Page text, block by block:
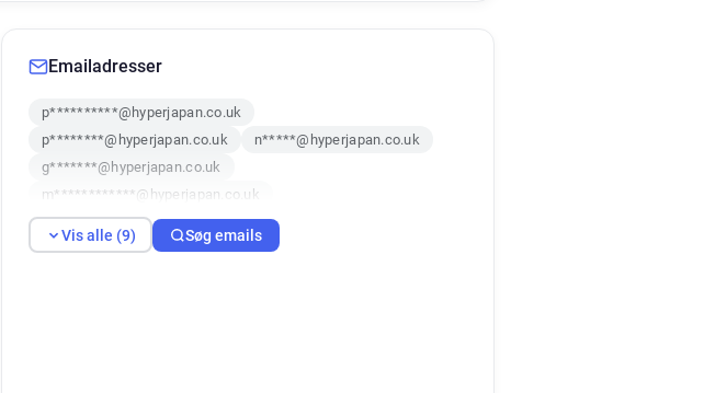
Emailadresser
p**********@hyperjapan.co.uk
p********@hyperjapan.co.uk
n*****@hyperjapan.co.uk
g*******@hyperjapan.co.uk
m************@hyperjapan.co.uk
k*******@hyperjapan.co.uk
v*********@hyperjapan.co.uk
x***********@hyperjapan.co.uk
v*******@hyperjapan.co.uk
Vis alle (9) Søg emails